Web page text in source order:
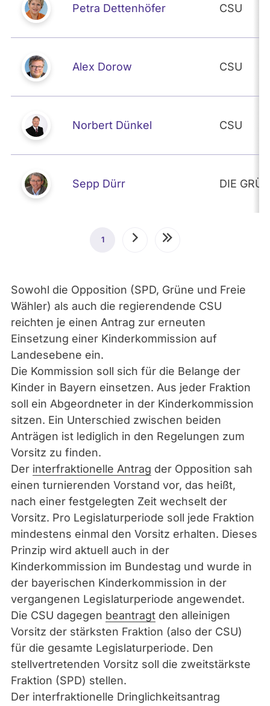
Petra Dettenhöfer CSU
Alex Dorow CSU
Norbert Dünkel CSU
Sepp Dürr DIE
Seitennummerierung
Aktuelle
1 NächsteLetzte
Sowohl die Opposition (SPD, Grüne und Freie
Wähler) als auch die regierendende CSU
reichten je einen Antrag zur erneuten
Einsetzung einer Kinderkommission auf
Landesebene ein.
Die Kommission soll sich für die Belange der
Kinder in Bayern einsetzen. Aus jeder Fraktion
soll ein Abgeordneter in der Kinderkommission
sitzen. Ein Unterschied zwischen beiden
Anträgen ist lediglich in den Regelungen zum
Vorsitz zu finden.
Der interfraktionelle Antrag der Opposition sah
einen turnierenden Vorstand vor, das heißt,
nach einer festgelegten Zeit wechselt der
Vorsitz. Pro Legislaturperiode soll jede Fraktion
mindestens einmal den Vorsitz erhalten. Dieses
Prinzip wird aktuell auch in der
Kinderkommission im Bundestag und wurde in
der bayerischen Kinderkommission in der
vergangenen Legislaturperiode angewendet.
Die CSU dagegen beantragt den alleinigen
Vorsitz der stärksten Fraktion (also der CSU)
für die gesamte Legislaturperiode. Den
stellvertretenden Vorsitz soll die zweitstärkste
Fraktion (SPD) stellen.
Der interfraktionelle Dringlichkeitsantrag